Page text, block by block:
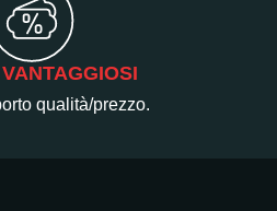
qualità/prezzo.